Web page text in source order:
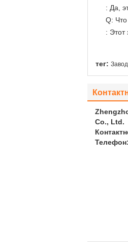
: Да,
Q:
: Этот
тег:
Co., Ltd.
Телефон: